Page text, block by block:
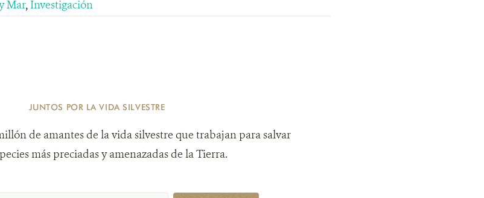
Mar, Investigación
JUNTOS POR LA VIDA SILVESTRE
de amantes de la vida silvestre que trabajan para salvar
más preciadas y amenazadas de la Tierra.